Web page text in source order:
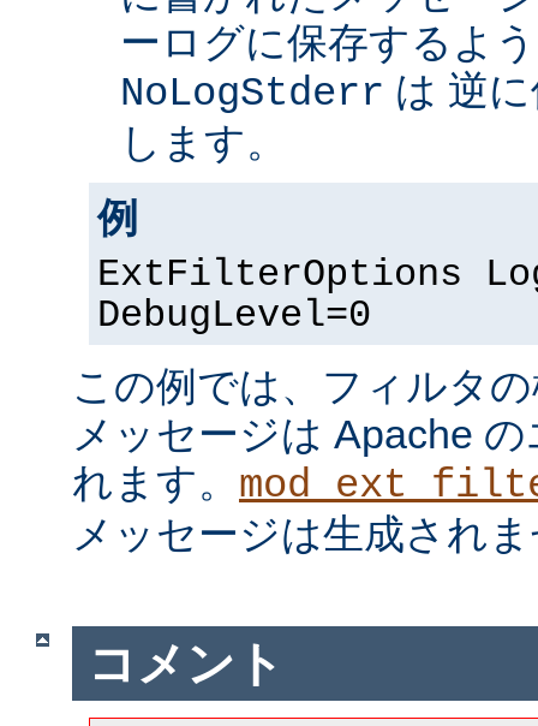
ーログに保存するよ
NoLogStderr は 逆
します。
例
ExtFilterOptions
DebugLevel=0
この例では、フィルタ
メッセージは Apache
れます。
メッセージは生成され
コメント